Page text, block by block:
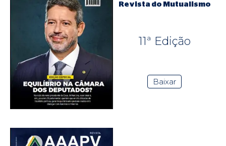
Revista do Mutualismo
11ª Edição
Baixar